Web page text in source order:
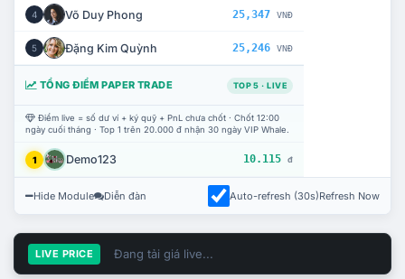
4 Võ Duy Phong 25,347 VNĐ
5 Đặng Kim Quỳnh 25,246 VNĐ
TỔNG ĐIỂM PAPER TRADE TOP 5 · LIVE
Điểm live = số dư ví + ký quỹ + PnL chưa chốt · Chốt 12:00
ngày cuối tháng · Top 1 trên 20.000 đ nhận 30 ngày VIP Whale.
1 Demo123 10.115 đ
Hide Module Diễn đàn Auto-refresh (30s)Refresh Now
LIVE PRICE Đang tải giá live...